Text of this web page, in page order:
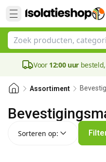
Voor 12:00 uur
Assortiment
Sorteren op: